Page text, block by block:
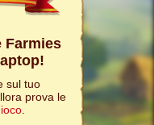
Farmies
sul tuo
prova le